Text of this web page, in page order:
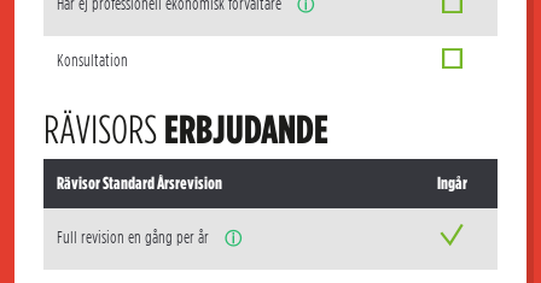
ⓘ
Konsultation
RÄVISORSERBJUDANDE
Rävisor Standard Årsrevision Ingår
Full revision en gång per år ⓘ